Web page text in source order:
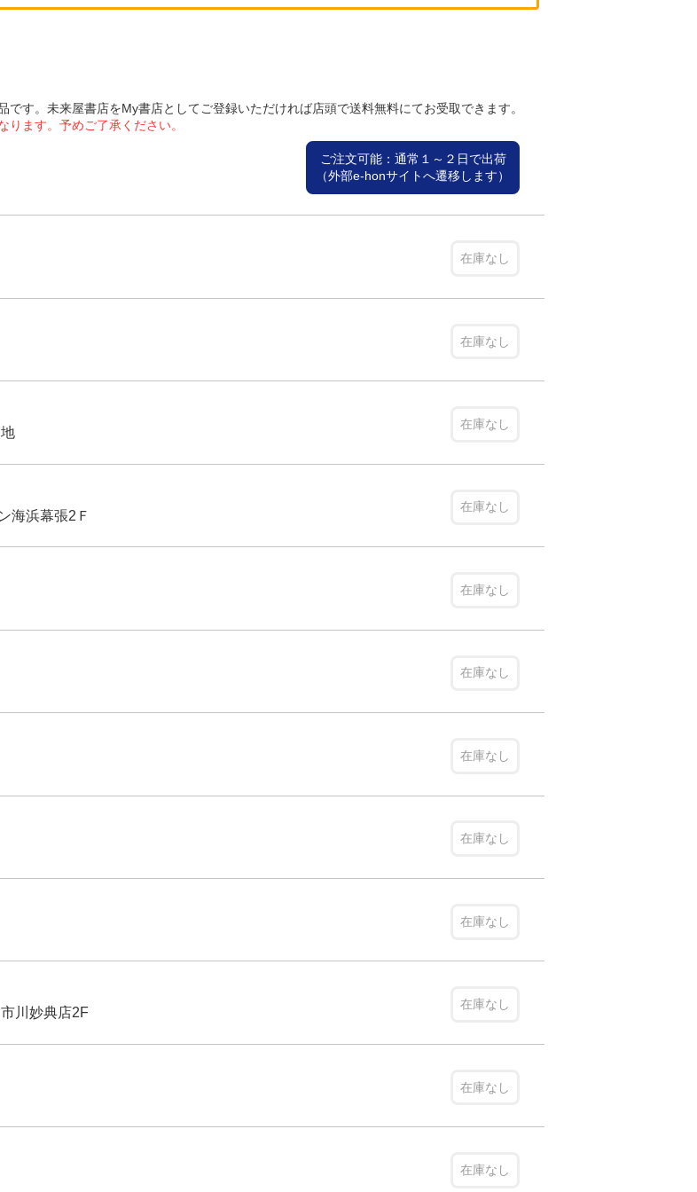
す。未来屋書店をMy書店としてご登録いただければ店頭で送料無料にてお受取できます。
ます。予めご了承ください。
ご注文可能：通常１～２日で出荷
（外部e-honサイトへ遷移します）
在庫なし
在庫なし
在庫なし
海浜幕張2Ｆ
在庫なし
在庫なし
在庫なし
在庫なし
在庫なし
在庫なし
川妙典店2F
在庫なし
在庫なし
在庫なし